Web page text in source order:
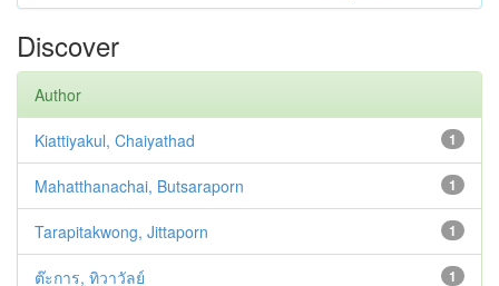
Discover
Author
1
Kiattiyakul, Chaiyathad
1
Mahatthanachai, Butsaraporn
1
Tarapitakwong, Jittaporn
1
ต๊ะการ, ทิวาวัลย์